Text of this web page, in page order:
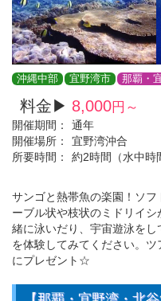
沖縄中部 宜野湾市 那覇・
料金▶ 8,000円～
開催期間：
通年
開催場所：
宜野湾沖合
所要時間：
約2時間（水中時
サンゴと熱帯魚の楽園！ソ
ーブル状や枝状のミドリイ
緒に泳いだり、宇宙遊泳を
を体験してみてください。
にプレゼント☆